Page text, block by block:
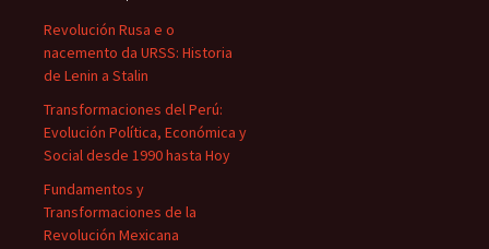
Revolución Rusa e o
nacemento da URSS: Historia
de Lenin a Stalin
Transformaciones del Perú:
Evolución Política, Económica y
Social desde 1990 hasta Hoy
Fundamentos y
Transformaciones de la
Revolución Mexicana